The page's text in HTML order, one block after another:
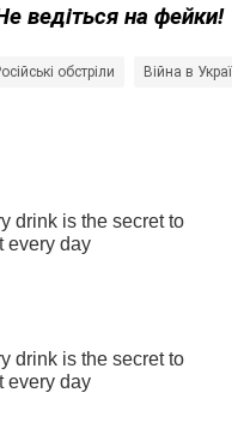
ведіться на фейки!
обстріли Війна в Україні